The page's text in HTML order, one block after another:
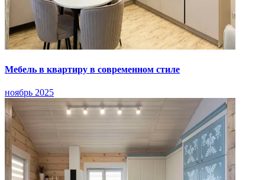
Мебель в квартиру в современном стиле
ноябрь 2025